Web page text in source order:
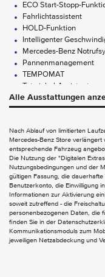
ECO Start-Stopp-
Fahrlichtassistent
HOLD-Funktion
Intelligenter
Mercedes-Benz
Pannenmanagement
TEMPOMAT
Totwinkel-Assistent
Park-Paket mit
Digitales Extra: Remote
Digitales Extra:
AUDIO &
2-Wege-Lautsprecher
Digitales Radio (DAB)
Kombiinstrument mit
Kommunikationsmodul
MBUX
Alle Ausstattungen
Nach Ablauf von limitierten
Mercedes-Benz Store
entsprechende Fahrzeug
Die Nutzung der "Digitalen
Nutzungsbedingungen und der
gültigen Fassung, die
Benutzerkonto, die Einwilligung
Informationen zur Aktivierung
soweit zutreffend - die
personenbezogenen Daten, die
finden Sie in der
Kommunikationsmoduls zum
jeweiligen Netzabdeckung und